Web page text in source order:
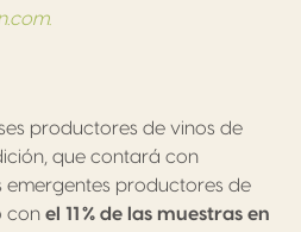
.
productores de vinos de
que contará con
emergentes productores de
con el 11 % de las muestras en